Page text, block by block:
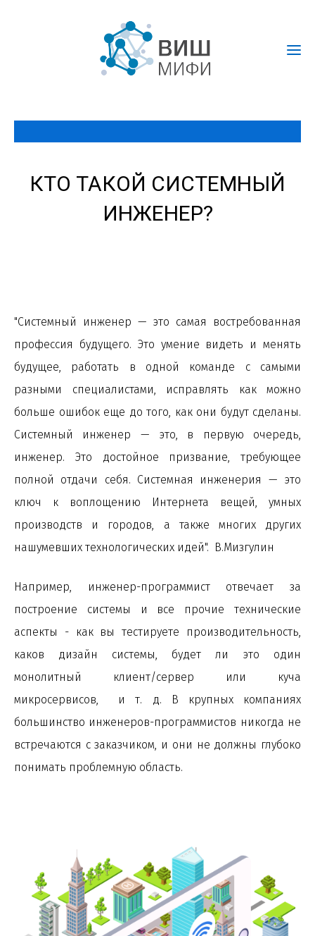
КТО ТАКОЙ СИСТЕМНЫЙ
ИНЖЕНЕР?
"Системный инженер — это самая востребованная
профессия будущего. Это умение видеть и менять
будущее, работать в одной команде с самыми
разными специалистами, исправлять как можно
больше ошибок еще до того, как они будут сделаны.
Системный инженер — это, в первую очередь,
инженер. Это достойное призвание, требующее
полной отдачи себя. Системная инженерия — это
ключ к воплощению Интернета вещей, умных
производств и городов, а также многих других
нашумевших технологических идей". В.Мизгулин
Например, инженер-программист отвечает за
построение системы и все прочие технические
аспекты - как вы тестируете производительность,
каков дизайн системы, будет ли это один
монолитный клиент/сервер или куча
микросервисов, и т. д. В крупных компаниях
большинство инженеров-программистов никогда не
встречаются с заказчиком, и они не должны глубоко
понимать проблемную область.